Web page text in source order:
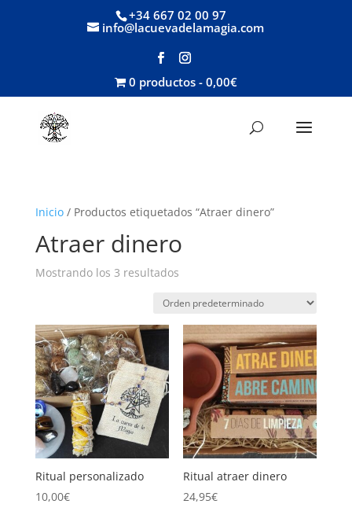
+34 667 02 00 97
info@lacuevadelamagia.com
0 productos 0,00€
Inicio/ Productos etiquetados “Atraer dinero”
Atraer dinero
Mostrando los 3 resultados
Ritual personalizado
10,00€
Ritual atraer dinero
24,95€